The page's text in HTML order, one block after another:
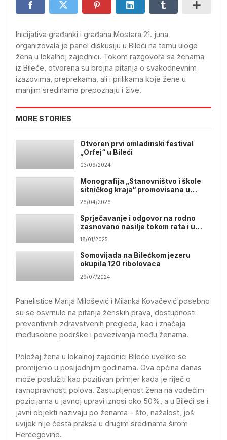
Inicijativa građanki i građana Mostara 21. juna
organizovala je panel diskusiju u Bileći na temu uloge
žena u lokalnoj zajednici. Tokom razgovora sa ženama
iz Bileće, otvorena su brojna pitanja o svakodnevnim
izazovima, preprekama, ali i prilikama koje žene u
manjim sredinama prepoznaju i žive.
MORE STORIES
Otvoren prvi omladinski festival
„Orfej“ u Bileći
03/09/2024
Monografija „Stanovništvo i škole
sitničkog kraja“ promovisana u
Bileći
26/04/2026
Sprječavanje i odgovor na rodno
zasnovano nasilje tokom rata i u
postratnom okruženju
18/01/2025
Somovijada na Bilećkom jezeru
okupila 120 ribolovaca
29/07/2024
Panelistice Marija Milošević i Milanka Kovačević posebno
su se osvrnule na pitanja ženskih prava, dostupnosti
preventivnih zdravstvenih pregleda, kao i značaja
međusobne podrške i povezivanja među ženama.
Položaj žena u lokalnoj zajednici Bileće uveliko se
promijenio u posljednjim godinama. Ova općina danas
može poslužiti kao pozitivan primjer kada je riječ o
ravnopravnosti polova. Zastupljenost žena na vodećim
pozicijama u javnoj upravi iznosi oko 50%, a u Bileći se i
javni objekti nazivaju po ženama – što, nažalost, još
uvijek nije česta praksa u drugim sredinama širom
Hercegovine.